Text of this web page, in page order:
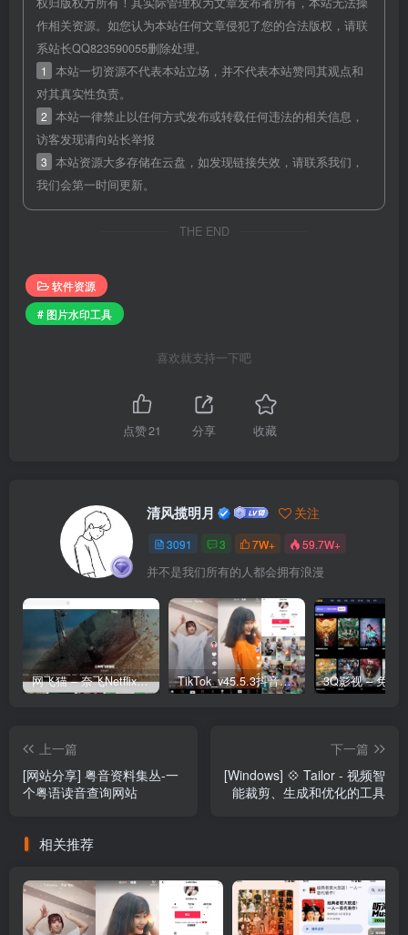
作相关资源。如您认为本站任何文章侵犯了您的合法版权，请联
系站长QQ823590055删除处理。
1
本站一切资源不代表本站立场，并不代表本站赞同其观点和
对其真实性负责。
2 本站一律禁止以任何方式发布或转载任何违法的相关信息，
访客发现请向站长举报
3 本站资源大多存储在云盘，如发现链接失效，请联系我们，
我们会第一时间更新。
THE END
软件资源
# 图片水印工具
喜欢就支持一下吧
点赞21 分享 收藏
清风揽明月 关注
3091 3 7W+ 59.7W+
并不是我们所有的人都会拥有浪漫
网飞猫 – 奈飞Netflix免费看 TikTok_v45.5.3抖音国际版_免拔卡解锁全球版
上一篇
[网站分享] 粤音资料集丛-一
个粤语读音查询网站
下一篇
[Windows] 💠 Tailor - 视频智
能裁剪、生成和优化的工具
相关推荐